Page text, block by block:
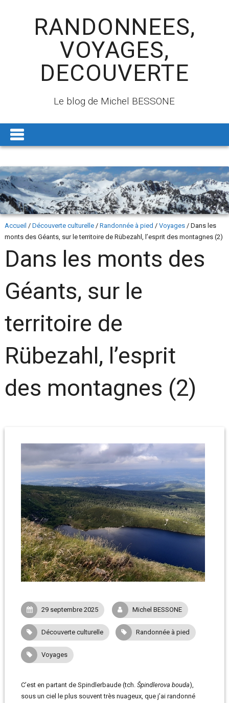
RANDONNEES,
VOYAGES,
DECOUVERTE
Le blog de Michel BESSONE
Accueil / Découverte culturelle/ Randonnée à pied / Voyages/ Dans les
monts des Géants, sur le territoire de Rübezahl, l’esprit des montagnes (2)
Dans les monts des
Géants, sur le
territoire de
Rübezahl, l’esprit
des montagnes (2)
29 septembre 2025 Michel BESSONE
Découverte culturelle Randonnée à pied
Voyages
C’est en partant de Spindlerbaude (tch. Špindlerova bouda),
sous un ciel le plus souvent très nuageux, que j’ai randonné